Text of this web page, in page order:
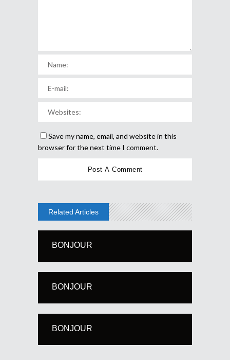
Save my name, email, and website in this
browser for the next time I comment.
Related Articles
BONJOUR
BONJOUR
BONJOUR